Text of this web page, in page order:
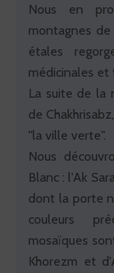
Nous en
montagnes
étales
médicinales et
La suite de la
de
"la ville verte".
Nous
Blanc : l'Ak
dont la porte
couleurs
mosaïques
Khorezm et